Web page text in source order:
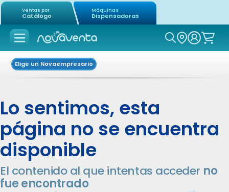
Ventas por
Catálogo
Máquinas
Dispensadoras
Icon of
Elige un Novaempresario
Lo sentimos, esta
página no se encuentra
disponible
El contenido al que intentas acceder no
fue encontrado